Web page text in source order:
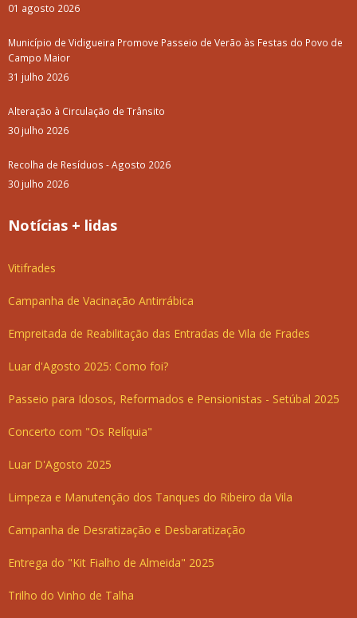
01 agosto 2026
Município de Vidigueira Promove Passeio de Verão às Festas do Povo de
Campo Maior
31 julho 2026
Alteração à Circulação de Trânsito
30 julho 2026
Recolha de Resíduos - Agosto 2026
30 julho 2026
Notícias + lidas
Vitifrades
Campanha de Vacinação Antirrábica
Empreitada de Reabilitação das Entradas de Vila de Frades
Luar d'Agosto 2025: Como foi?
Passeio para Idosos, Reformados e Pensionistas - Setúbal 2025
Concerto com "Os Relíquia"
Luar D'Agosto 2025
Limpeza e Manutenção dos Tanques do Ribeiro da Vila
Campanha de Desratização e Desbaratização
Entrega do "Kit Fialho de Almeida" 2025
Trilho do Vinho de Talha